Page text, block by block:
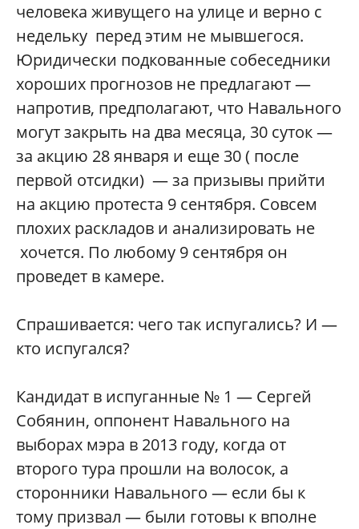
человека живущего на улице и верно с
недельку перед этим не мывшегося.
Юридически подкованные собеседники
хороших прогнозов не предлагают —
напротив, предполагают, что Навального
могут закрыть на два месяца, 30 суток —
за акцию 28 января и еще 30 ( после
первой отсидки) — за призывы прийти
на акцию протеста 9 сентября. Совсем
плохих раскладов и анализировать не
хочется. По любому 9 сентября он
проведет в камере.
Спрашивается: чего так испугались? И —
кто испугался?
Кандидат в испуганные № 1 — Сергей
Собянин, оппонент Навального на
выборах мэра в 2013 году, когда от
второго тура прошли на волосок, а
сторонники Навального — если бы к
тому призвал — были готовы к вполне